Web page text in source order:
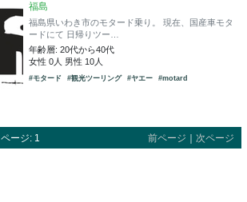
福島
福島県いわき市のモタード乗り。 現在、国産車モタ
ードにて 日帰りツー…
年齢層: 20代から40代
女性 0人 男性 10人
#モタード #観光ツーリング #ヤエー #motard
ページ: 1 前ページ ｜ 次ページ